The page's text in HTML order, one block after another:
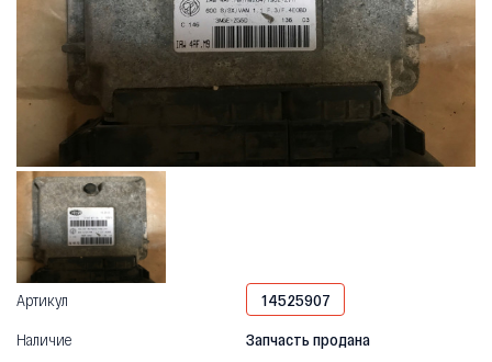
Артикул
14525907
Наличие
Запчасть продана